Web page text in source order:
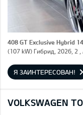
408 GT Exclusive Hybrid
(107 kW) Гибрид, 2026, 2
Я ЗАИНТЕРЕСОВАН!
VOLKSWAGEN